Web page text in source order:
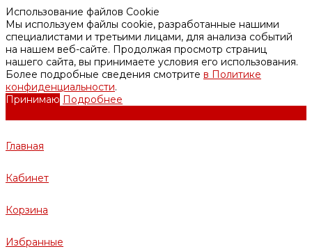
Использование файлов Cookie
Мы используем файлы cookie, разработанные нашими
специалистами и третьими лицами, для анализа событий
на нашем веб-сайте. Продолжая просмотр страниц
нашего сайта, вы принимаете условия его использования.
Более подробные сведения смотрите в Политике
конфиденциальности.
Принимаю Подробнее
Главная
Кабинет
Корзина
Избранные